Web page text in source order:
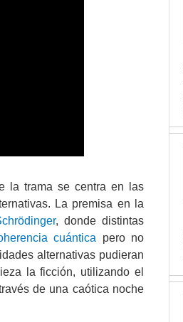
la trama se centra en las
La premisa en la
, donde distintas
cuántica pero no
alternativas pudieran
la ficción, utilizando el
de una caótica noche